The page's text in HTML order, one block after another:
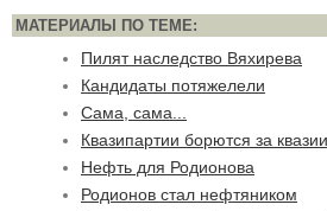
МАТЕРИАЛЫ ПО ТЕМЕ:
Пилят наследство Вяхирева
Кандидаты потяжелели
Сама, сама...
Квазипартии борются за
Нефть для Родионова
Родионов стал нефтяником